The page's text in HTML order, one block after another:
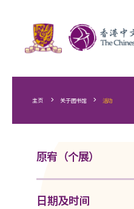
主页 > 关于图书馆 > 活动
原宥（个展）
日期及时间